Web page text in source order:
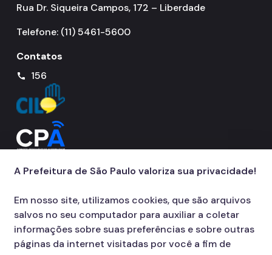
Rua Dr. Siqueira Campos, 172 – Liberdade
Telefone: (11) 5461-5600
Contatos
call 156
A Prefeitura de São Paulo valoriza sua privacidade!
Em nosso site, utilizamos cookies, que são arquivos
salvos no seu computador para auxiliar a coletar
informações sobre suas preferências e sobre outras
páginas da internet visitadas por você a fim de